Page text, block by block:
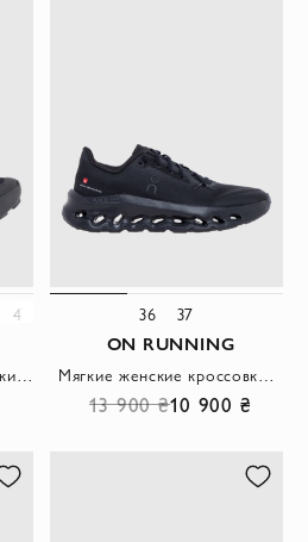
47 36 37
ON RUNNING
13 900 ₴10 900 ₴